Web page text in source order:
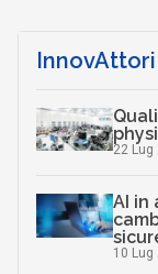
InnovAttori
22 Lug
AI in
10 Lug